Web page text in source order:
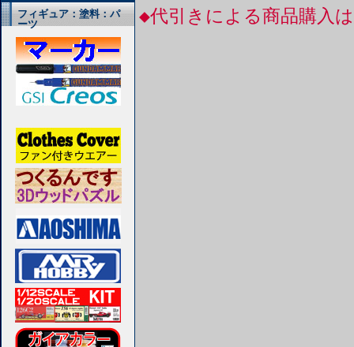
フィギュア：塗料：パ
ーツ
◆代引きによる商品購入